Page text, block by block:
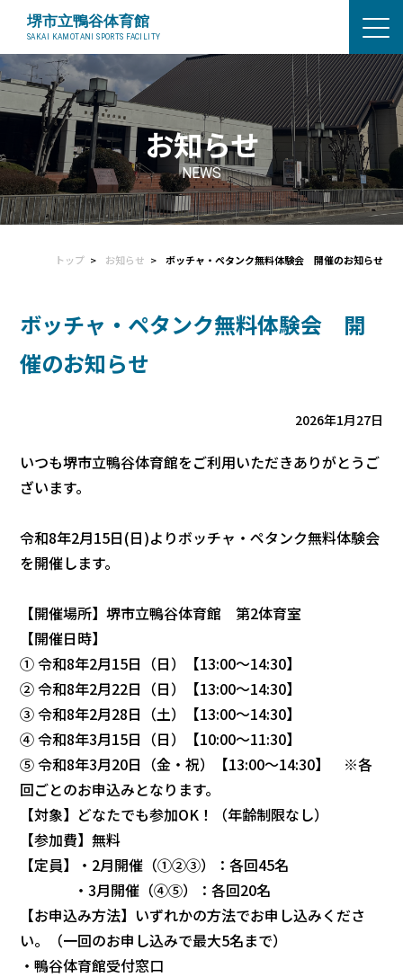
お知らせ
NEWS
トップ お知らせ ボッチャ・ペタンク無料体験会 開催のお知らせ
ボッチャ・ペタンク無料体験会 開
催のお知らせ
2026年1月27日
いつも堺市立鴨谷体育館をご利用いただきありがとうご
ざいます。
令和8年2月15日(日)よりボッチャ・ペタンク無料体験会
を開催します。
【開催場所】堺市立鴨谷体育館 第2体育室
【開催日時】
① 令和8年2月15日（日）【13:00～14:30】
② 令和8年2月22日（日）【13:00～14:30】
③ 令和8年2月28日（土）【13:00～14:30】
④ 令和8年3月15日（日）【10:00～11:30】
⑤ 令和8年3月20日（金・祝）【13:00～14:30】 ※各
回ごとのお申込みとなります。
【対象】どなたでも参加OK！（年齢制限なし）
【参加費】無料
【定員】・2月開催（①②③）：各回45名
・3月開催（④⑤）：各回20名
【お申込み方法】いずれかの方法でお申し込みくださ
い。（一回のお申し込みで最大5名まで）
・鴨谷体育館受付窓口